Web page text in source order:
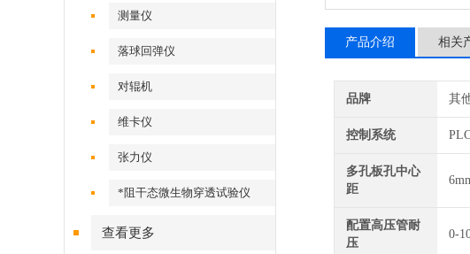
测量仪
落球回弹仪
对辊机
维卡仪
张力仪
*阻干态微生物穿透试验仪
查看更多
产品介绍 相关
品牌 其
控制系统
多孔板孔中心
距
配置高压管耐
压
0-